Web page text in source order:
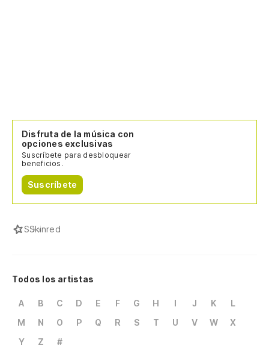
Disfruta de la música con
opciones exclusivas
Suscríbete para desbloquear
beneficios.
Suscríbete
SSkinred
Todos los artistas
A B C D E F G H I J K
L
M
N O P Q R S T U V W
X
Y
Z #